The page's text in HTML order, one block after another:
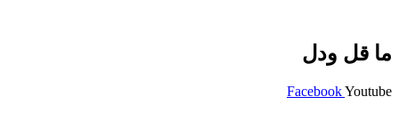
ما قل ودل
FacebookYoutube